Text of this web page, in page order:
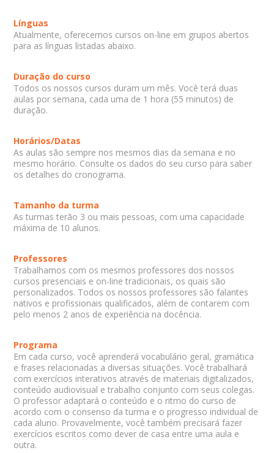
Línguas
Atualmente, oferecemos cursos on-line em grupos abertos
para as línguas listadas abaixo.
Duração do curso
Todos os nossos cursos duram um mês. Você terá duas
aulas por semana, cada uma de 1 hora (55 minutos) de
duração.
Horários/Datas
As aulas são sempre nos mesmos dias da semana e no
mesmo horário. Consulte os dados do seu curso para saber
os detalhes do cronograma.
Tamanho da turma
As turmas terão 3 ou mais pessoas, com uma capacidade
máxima de 10 alunos.
Professores
Trabalhamos com os mesmos professores dos nossos
cursos presenciais e on-line tradicionais, os quais são
personalizados. Todos os nossos professores são falantes
nativos e profissionais qualificados, além de contarem com
pelo menos 2 anos de experiência na docência.
Programa
Em cada curso, você aprenderá vocabulário geral, gramática
e frases relacionadas a diversas situações. Você trabalhará
com exercícios interativos através de materiais digitalizados,
conteúdo audiovisual e trabalho conjunto com seus colegas.
O professor adaptará o conteúdo e o ritmo do curso de
acordo com o consenso da turma e o progresso individual de
cada aluno. Provavelmente, você também precisará fazer
exercícios escritos como dever de casa entre uma aula e
outra.